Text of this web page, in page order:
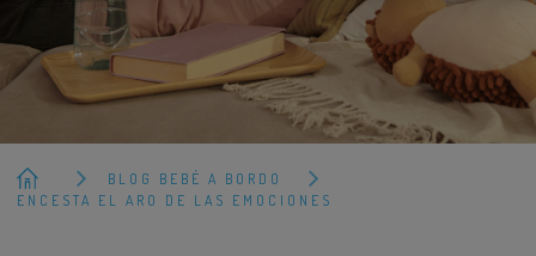
BLOG BEBÉ A BORDO
ENCESTA EL ARO DE LAS EMOCIONES